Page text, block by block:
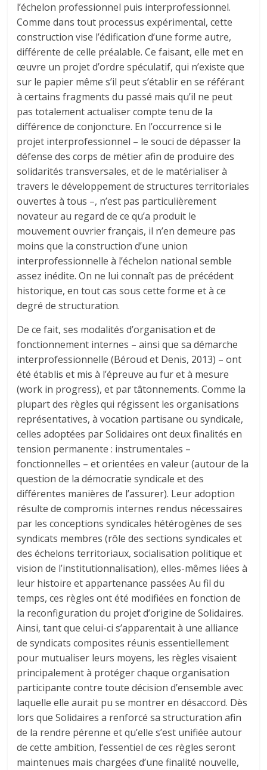
l’échelon professionnel puis interprofessionnel.
Comme dans tout processus expérimental, cette
construction vise l’édification d’une forme autre,
différente de celle préalable. Ce faisant, elle met en
œuvre un projet d’ordre spéculatif, qui n’existe que
sur le papier même s’il peut s’établir en se référant
à certains fragments du passé mais qu’il ne peut
pas totalement actualiser compte tenu de la
différence de conjoncture. En l’occurrence si le
projet interprofessionnel – le souci de dépasser la
défense des corps de métier afin de produire des
solidarités transversales, et de le matérialiser à
travers le développement de structures territoriales
ouvertes à tous –, n’est pas particulièrement
novateur au regard de ce qu’a produit le
mouvement ouvrier français, il n’en demeure pas
moins que la construction d’une union
interprofessionnelle à l’échelon national semble
assez inédite. On ne lui connaît pas de précédent
historique, en tout cas sous cette forme et à ce
degré de structuration.
De ce fait, ses modalités d’organisation et de
fonctionnement internes – ainsi que sa démarche
interprofessionnelle (Béroud et Denis, 2013) – ont
été établis et mis à l’épreuve au fur et à mesure
(work in progress), et par tâtonnements. Comme la
plupart des règles qui régissent les organisations
représentatives, à vocation partisane ou syndicale,
celles adoptées par Solidaires ont deux finalités en
tension permanente : instrumentales –
fonctionnelles – et orientées en valeur (autour de la
question de la démocratie syndicale et des
différentes manières de l’assurer). Leur adoption
résulte de compromis internes rendus nécessaires
par les conceptions syndicales hétérogènes de ses
syndicats membres (rôle des sections syndicales et
des échelons territoriaux, socialisation politique et
vision de l’institutionnalisation), elles-mêmes liées à
leur histoire et appartenance passées Au fil du
temps, ces règles ont été modifiées en fonction de
la reconfiguration du projet d’origine de Solidaires.
Ainsi, tant que celui-ci s’apparentait à une alliance
de syndicats composites réunis essentiellement
pour mutualiser leurs moyens, les règles visaient
principalement à protéger chaque organisation
participante contre toute décision d’ensemble avec
laquelle elle aurait pu se montrer en désaccord. Dès
lors que Solidaires a renforcé sa structuration afin
de la rendre pérenne et qu’elle s’est unifiée autour
de cette ambition, l’essentiel de ces règles seront
maintenues mais chargées d’une finalité nouvelle,